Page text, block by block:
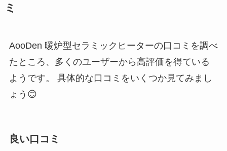
ミ
AooDen 暖炉型セラミックヒーターの口コミを調べ
たところ、多くのユーザーから高評価を得ている
ようです。 具体的な口コミをいくつか見てみまし
ょう😊
良い口コミ